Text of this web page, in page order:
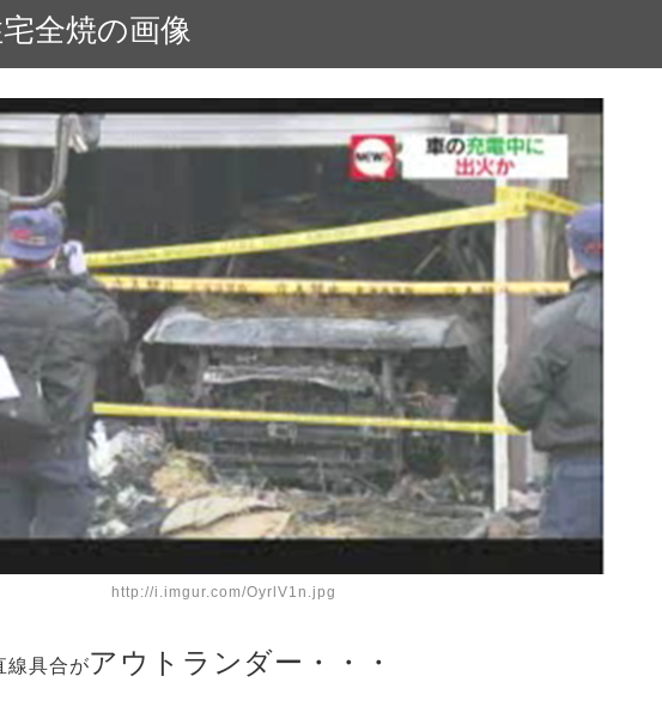
全焼の画像
http://i.imgur.com/OyrlV1n.jpg
線具合がアウトランダー・・・